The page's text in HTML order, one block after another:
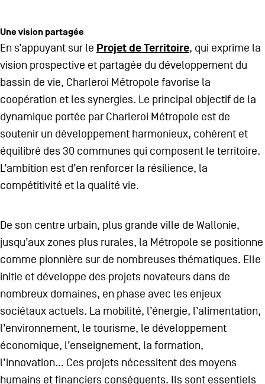
Une vision partagée
En s’appuyant sur le Projet de Territoire, qui exprime la
vision prospective et partagée du développement du
bassin de vie, Charleroi Métropole favorise la
coopération et les synergies. Le principal objectif de la
dynamique portée par Charleroi Métropole est de
soutenir un développement harmonieux, cohérent et
équilibré des 30 communes qui composent le territoire.
L’ambition est d’en renforcer la résilience, la
compétitivité et la qualité vie.
De son centre urbain, plus grande ville de Wallonie,
jusqu’aux zones plus rurales, la Métropole se positionne
comme pionnière sur de nombreuses thématiques. Elle
initie et développe des projets novateurs dans de
nombreux domaines, en phase avec les enjeux
sociétaux actuels. La mobilité, l’énergie, l’alimentation,
l’environnement, le tourisme, le développement
économique, l’enseignement, la formation,
l’innovation… Ces projets nécessitent des moyens
humains et financiers conséquents. Ils sont essentiels